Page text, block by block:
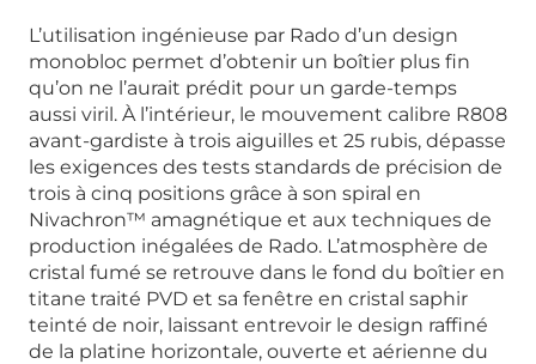
L’utilisation ingénieuse par Rado d’un design
monobloc permet d’obtenir un boîtier plus fin
qu’on ne l’aurait prédit pour un garde-temps
aussi viril. À l’intérieur, le mouvement calibre R808
avant-gardiste à trois aiguilles et 25 rubis, dépasse
les exigences des tests standards de précision de
trois à cinq positions grâce à son spiral en
Nivachron™ amagnétique et aux techniques de
production inégalées de Rado. L’atmosphère de
cristal fumé se retrouve dans le fond du boîtier en
titane traité PVD et sa fenêtre en cristal saphir
teinté de noir, laissant entrevoir le design raffiné
de la platine horizontale, ouverte et aérienne du